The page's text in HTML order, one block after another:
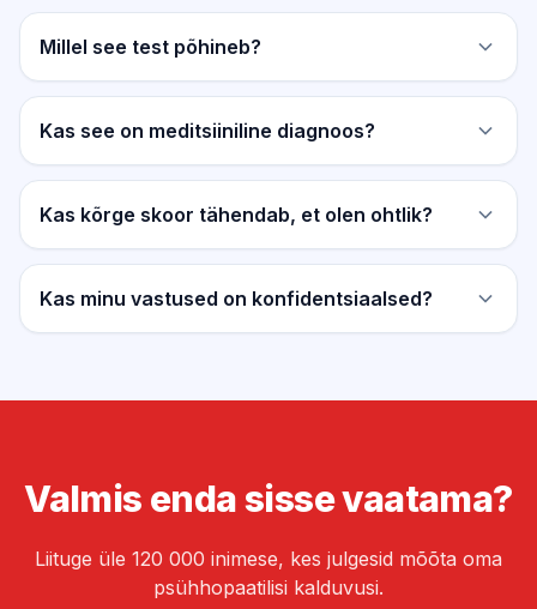
Millel see test põhineb?
Kas see on meditsiiniline diagnoos?
Kas kõrge skoor tähendab, et olen ohtlik?
Kas minu vastused on konfidentsiaalsed?
Valmis enda sisse vaatama?
Liituge üle 120 000 inimese, kes julgesid mõõta oma
psühhopaatilisi kalduvusi.